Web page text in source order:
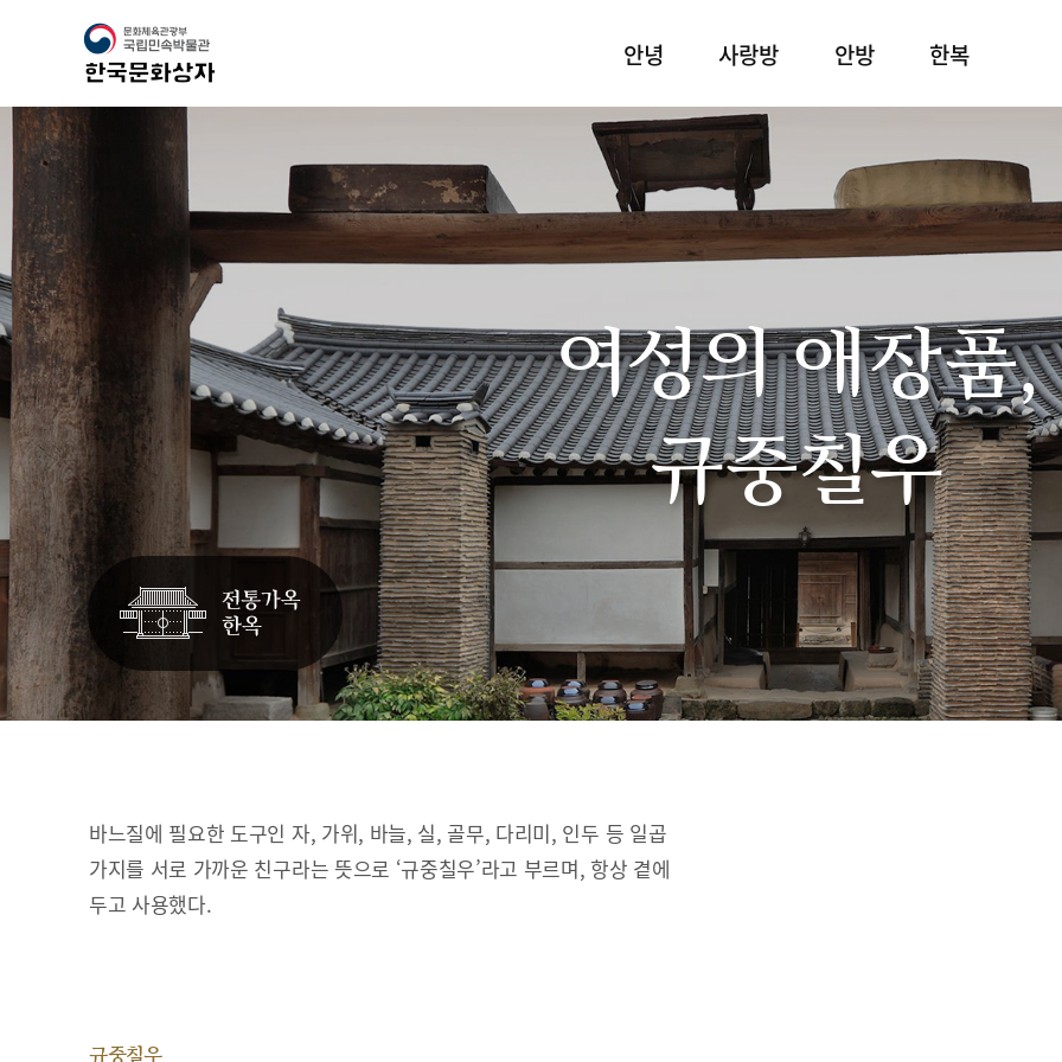
안녕 사랑방 안방 한복
여성의 애장품,
규중칠우
바느질에 필요한 도구인 자, 가위, 바늘, 실, 골무, 다리미, 인두 등 일곱
가지를 서로 가까운 친구라는 뜻으로 ‘규중칠우’라고 부르며, 항상 곁에
두고 사용했다.
규중칠우